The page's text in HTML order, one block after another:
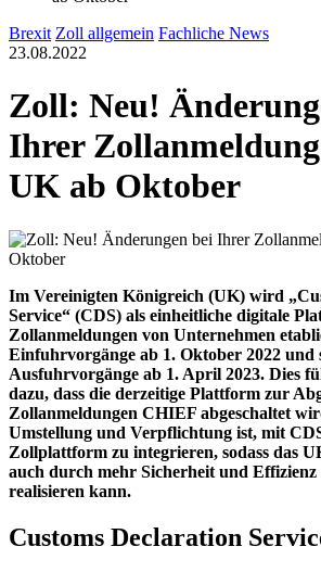
Brexit Zoll allgemein Fachliche News
23.08.2022
Zoll: Neu!
Ihrer
UK ab Oktober
Im Vereinigten Königreich (UK) wird
Service“ (CDS) als einheitliche digitale
Zollanmeldungen von Unternehmen
Einfuhrvorgänge ab 1. Oktober 2022 und
Ausfuhrvorgänge ab 1. April 2023. Dies
dazu, dass die derzeitige Plattform zur
Zollanmeldungen CHIEF abgeschaltet
Umstellung und Verpflichtung ist, mit
Zollplattform zu integrieren, sodass das
auch durch mehr Sicherheit und Effizienz
realisieren kann.
Customs Declaration